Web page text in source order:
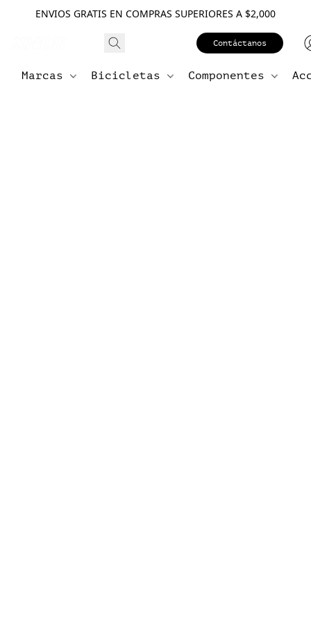
ENVIOS GRATIS EN COMPRAS SUPERIORES A $2,000
Contáctanos
Marcas Bicicletas Componentes